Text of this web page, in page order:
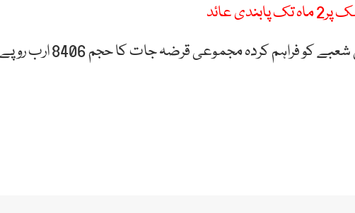
گزشتہ سا ل مارچ میں بینکوں کی جانب سے نجی شعبے کو فراہم کردہ مجموعی قرضہ جات کا حجم 8406 ارب روپے